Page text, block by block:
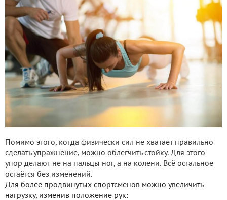
Помимо этого, когда физически сил не хватает правильно
сделать упражнение, можно облегчить стойку. Для этого
упор делают не на пальцы ног, а на колени. Всё остальное
остаётся без изменений.
Для более продвинутых спортсменов можно увеличить
нагрузку, изменив положение рук: